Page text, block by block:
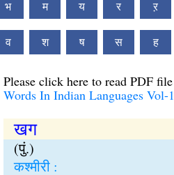
भ म य र ऱ
व श ष स ह
Please click here to read PDF file
Words In Indian Languages Vol-1
खग
(पुं.)
कश्मीरी :